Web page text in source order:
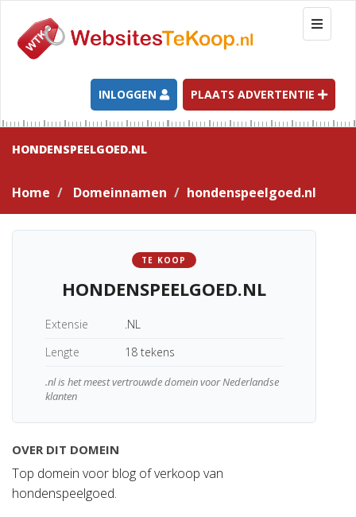
T
o
g
l
e
n
g
a
t
INLOGGEN PLAATS ADVERTENTIE
HONDENSPEELGOED.NL
Home Domeinnamen hondenspeelgoed.nl
TE KOOP
HONDENSPEELGOED.NL
Extensie
.NL
Lengte
18 tekens
.nl is het meest vertrouwde domein voor Nederlandse
klanten
OVER DIT DOMEIN
Top domein voor blog of verkoop van
hondenspeelgoed.